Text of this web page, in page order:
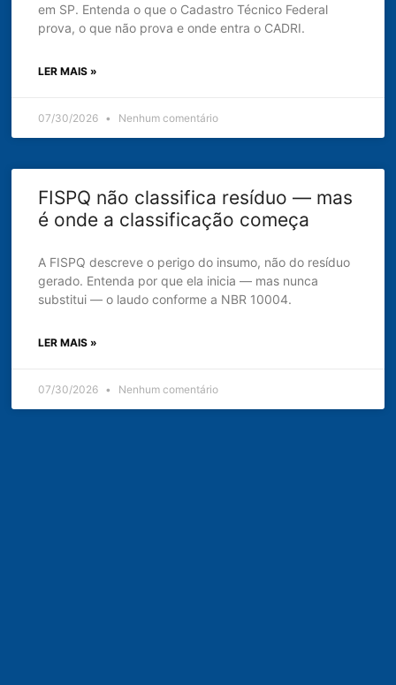
em SP. Entenda o que o Cadastro Técnico Federal
prova, o que não prova e onde entra o CADRI.
LER MAIS »
07/30/2026 Nenhum comentário
FISPQ não classifica resíduo — mas
é onde a classificação começa
A FISPQ descreve o perigo do insumo, não do resíduo
gerado. Entenda por que ela inicia — mas nunca
substitui — o laudo conforme a NBR 10004.
LER MAIS »
07/30/2026 Nenhum comentário